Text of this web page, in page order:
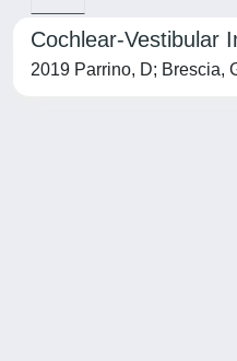
Cochlear-Vestibular
2019 Parrino, D; Brescia,